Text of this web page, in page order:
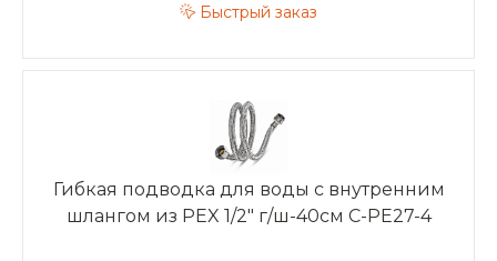
Быстрый заказ
Гибкая подводка для воды с внутренним
шлангом из PEX 1/2" г/ш-40см C-PE27-4